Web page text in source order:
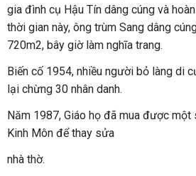
gia đình cụ Hậu Tín dâng cúng và
thời gian này, ông trùm Sang dâng
720m2, bây giờ làm nghĩa trang.
Biến cố 1954, nhiều người bỏ làng di
lại chừng 30 nhân danh.
Năm 1987, Giáo họ đã mua được một
Kinh Môn để thay sửa
nhà thờ.